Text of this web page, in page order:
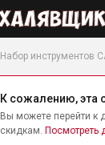
Набор инструментов
К сожалению, эта
Вы можете перейти к
скидкам. Посмотреть